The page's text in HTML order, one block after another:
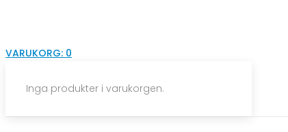
VARUKORG: 0
Inga produkter i varukorgen.